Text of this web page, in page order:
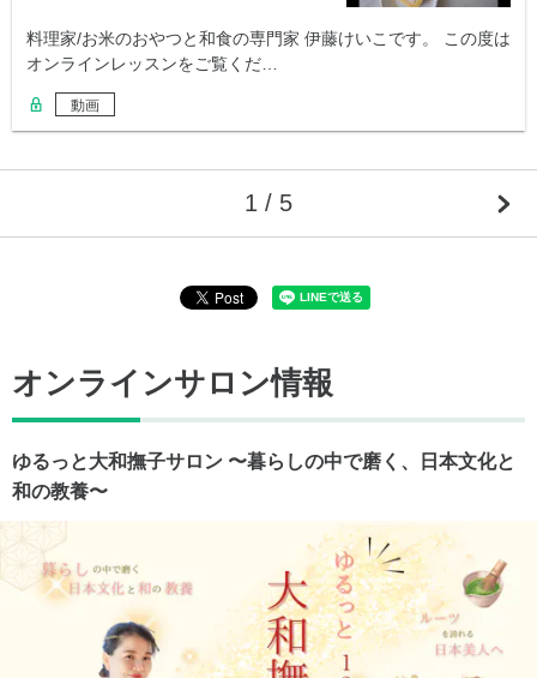
料理家/お米のおやつと和食の専門家 伊藤けいこです。 この度は
オンラインレッスンをご覧くだ…
動画
1 / 5
オンラインサロン情報
ゆるっと大和撫子サロン 〜暮らしの中で磨く、日本文化と
和の教養〜